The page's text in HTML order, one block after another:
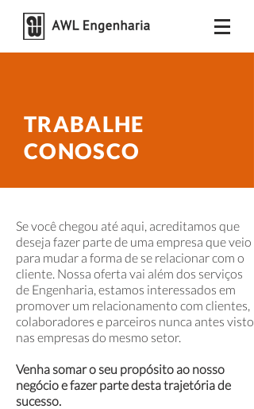
TRABALHE
CONOSCO
Se você chegou até aqui, acreditamos que
deseja fazer parte de uma empresa que veio
para mudar a forma de se relacionar com o
cliente. Nossa oferta vai além dos serviços
de Engenharia, estamos interessados em
promover um relacionamento com clientes,
colaboradores e parceiros nunca antes visto
nas empresas do mesmo setor.
Venha somar o seu propósito ao nosso
negócio e fazer parte desta trajetória de
sucesso.